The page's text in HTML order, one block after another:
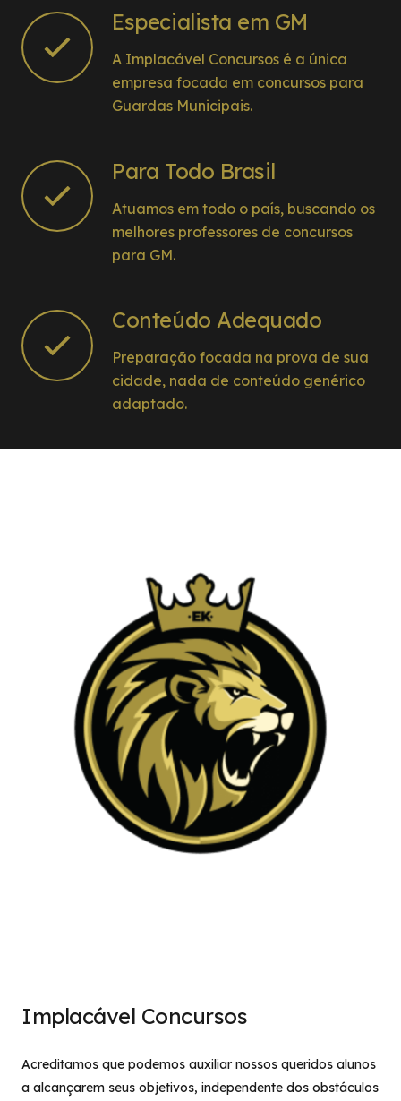
Especialista em GM
A Implacável Concursos é a única
empresa focada em concursos para
Guardas Municipais.
Para Todo Brasil
Atuamos em todo o país, buscando os
melhores professores de concursos
para GM.
Conteúdo Adequado
Preparação focada na prova de sua
cidade, nada de conteúdo genérico
adaptado.
Implacável Concursos
Acreditamos que podemos auxiliar nossos queridos alunos
a alcançarem seus objetivos, independente dos obstáculos